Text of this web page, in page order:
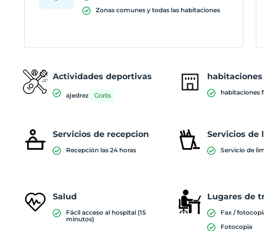
Zonas comunes y todas las habitaciones
Actividades deportivas
ajedrez Gratis
habitaciones
habitaciones
Servicios de recepcion
Recepción las 24 horas
Servicios de
Servicio de
Salud
Fácil acceso al hospital (15
minutos)
Lugares de
Fax /
Fotocopia